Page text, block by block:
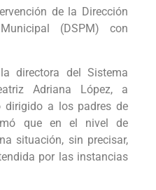
de la Dirección
(DSPM) con
directora del Sistema
Adriana López, a
dirigido a los padres de
que en el nivel de
situación, sin precisar,
por las instancias